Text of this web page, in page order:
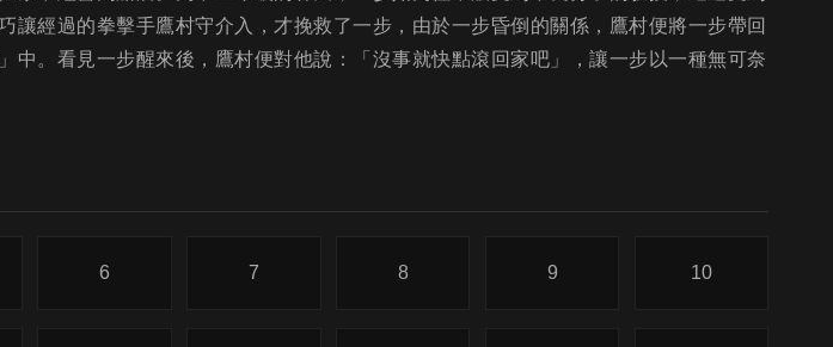
讓經過的拳擊手鷹村守介入，才挽救了一步，由於一步昏倒的關係，鷹村便將一步帶回
中。看見一步醒來後，鷹村便對他說：「沒事就快點滾回家吧」，讓一步以一種無可奈
6 7 8 9 10